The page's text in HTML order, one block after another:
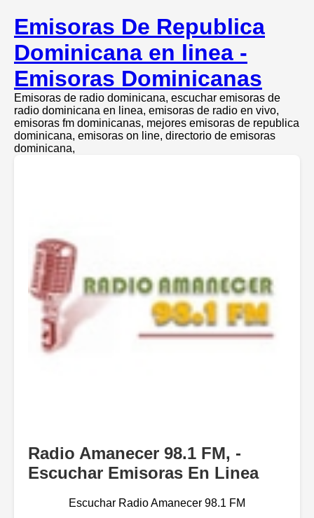
Emisoras De Republica
Dominicana en linea -
Emisoras Dominicanas
Emisoras de radio dominicana, escuchar emisoras de
radio dominicana en linea, emisoras de radio en vivo,
emisoras fm dominicanas, mejores emisoras de republica
dominicana, emisoras on line, directorio de emisoras
dominicana,
Radio Amanecer 98.1 FM, -
Escuchar Emisoras En Linea
Escuchar Radio Amanecer 98.1 FM